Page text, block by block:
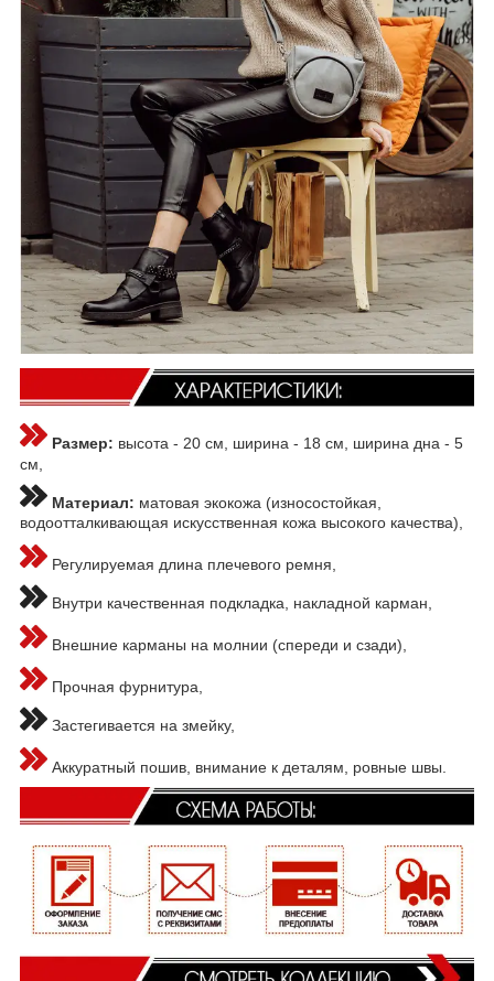
Размер: высота - 20 см, ширина - 18 см, ширина дна - 5
см,
Материал: матовая экокожа (износостойкая,
водоотталкивающая искусственная кожа высокого качества),
Регулируемая длина плечевого ремня,
Внутри качественная подкладка, накладной карман,
Внешние карманы на молнии (спереди и сзади),
Прочная фурнитура,
Застегивается на змейку,
Аккуратный пошив, внимание к деталям, ровные швы.